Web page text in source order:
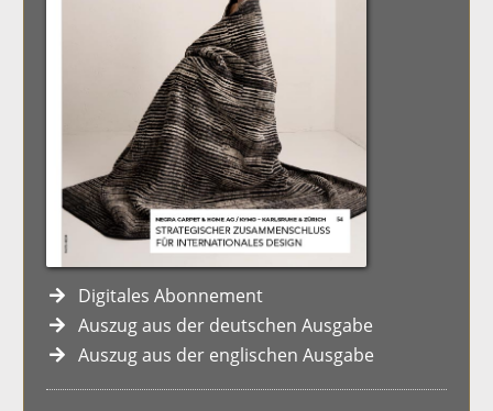
Digitales Abonnement
Auszug aus der deutschen Ausgabe
Auszug aus der englischen Ausgabe